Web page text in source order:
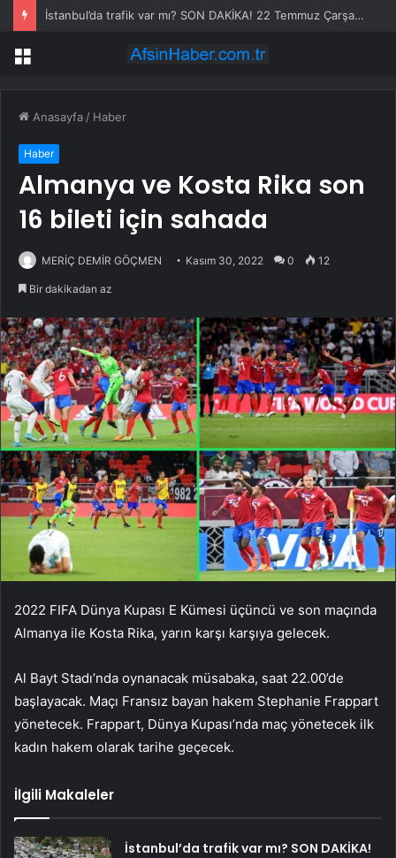
İstanbul’da trafik var mı? SON DAKİKA! 22 Temmuz Çarşamba hangi ilçelerde trafik var, hangi yollar kapalı?
Menü
Anasayfa / Haber
Haber
Almanya ve Kosta Rika son
16 bileti için sahada
MERİÇ DEMİR GÖÇMEN Kasım 30, 2022 0 12
Bir dakikadan az
2022 FIFA Dünya Kupası E Kümesi üçüncü ve son maçında
Almanya ile Kosta Rika, yarın karşı karşıya gelecek.
Al Bayt Stadı’nda oynanacak müsabaka, saat 22.00’de
başlayacak. Maçı Fransız bayan hakem Stephanie Frappart
yönetecek. Frappart, Dünya Kupası’nda maç yönetecek ilk
kadın hakem olarak tarihe geçecek.
İlgili Makaleler
İstanbul’da trafik var mı? SON DAKİKA!